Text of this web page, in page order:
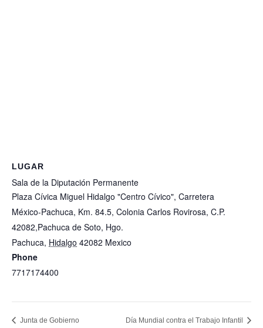
LUGAR
Sala de la Diputación Permanente
Plaza Cívica Miguel Hidalgo "Centro Cívico", Carretera
México-Pachuca, Km. 84.5, Colonia Carlos Rovirosa, C.P.
42082,Pachuca de Soto, Hgo.
Pachuca, Hidalgo 42082 Mexico
Phone
7717174400
Junta de Gobierno Día Mundial contra el Trabajo Infantil